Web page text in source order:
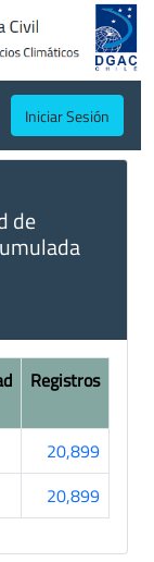
Iniciar Sesión
de
Registros
20,899
20,899